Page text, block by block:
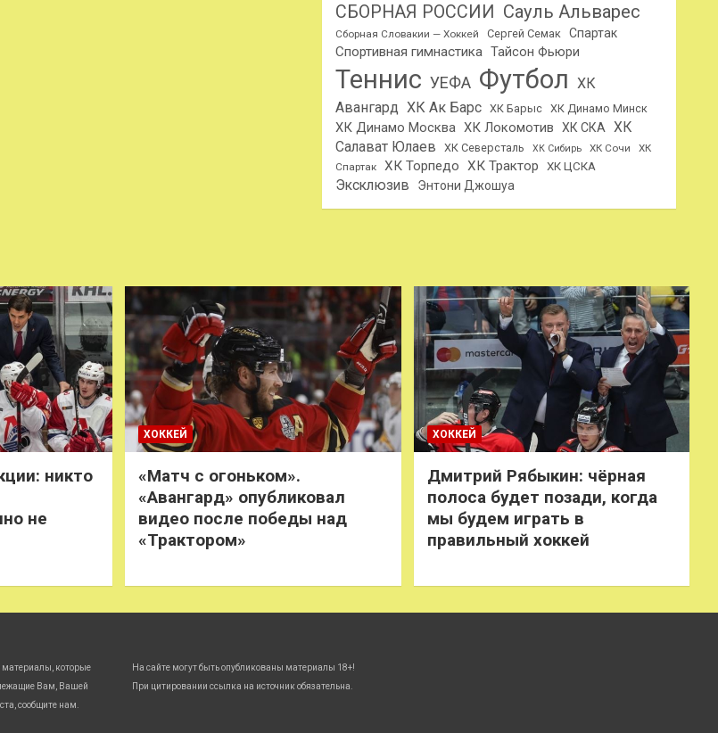
СБОРНАЯ РОССИИ Сауль Альварес
Сборная Словакии — Хоккей Сергей Семак Спартак
Спортивная гимнастика Тайсон Фьюри
Теннис УЕФА Футбол ХК
Авангард ХК Ак Барс ХК Барыс ХК Динамо Минск
ХК Динамо Москва ХК Локомотив ХК СКА
ХК
Салават Юлаев
ХК Северсталь ХК Сибирь ХК Сочи
ХК
Спартак
ХК Торпедо ХК Трактор ХК ЦСКА
Эксклюзив Энтони Джошуа
никто
не
ХОККЕЙ
«Матч с огоньком».
«Авангард» опубликовал
видео после победы над
«Трактором»
ХОККЕЙ
Дмитрий Рябыкин: чёрная
полоса будет позади, когда
мы будем играть в
правильный хоккей
которые
Вам, Вашей
сообщите нам.
На сайте могут быть опубликованы материалы 18+!
При цитировании ссылка на источник обязательна.